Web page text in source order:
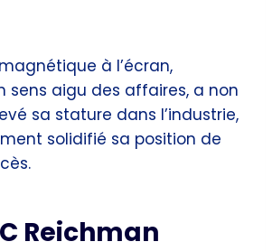
à l’écran,
sens aigu des affaires, a non
sa stature dans l’industrie,
solidifié sa position de
Reichman